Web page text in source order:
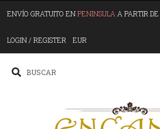
ENVÍO GRATUITO ENPENINSULA A PARTIR DE
LOGIN / REGISTER EUR